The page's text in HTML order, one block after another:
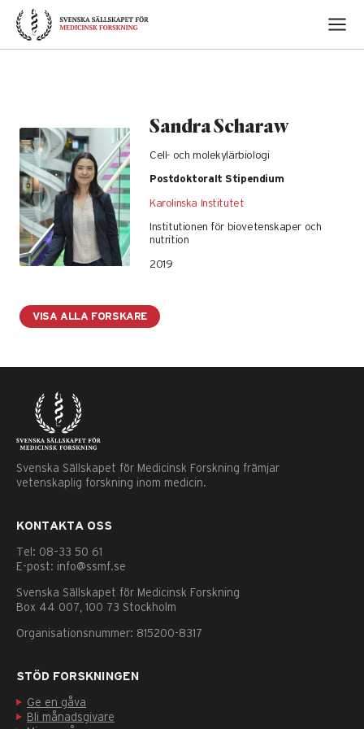
Skip
content
Sandra Scharaw
Cell- och molekylärbiologi
Postdoktoralt Stipendium
Karolinska Institutet
Institutionen för biovetenskaper och
nutrition
2019
VISA ALLA FORSKARE
Svenska Sällskapet för Medicinsk Forskning främjar
vetenskaplig forskning inom medicin.
KONTAKTA OSS
Tel: 08–33 50 61
E-post: info@ssmf.se
Svenska Sällskapet för Medicinsk Forskning
Box 44 007, 100 73 Stockholm
Organisationsnummer: 815200-8317
STÖD FORSKNINGEN
Ge en gåva
Bli månadsgivare
Nödvändiga